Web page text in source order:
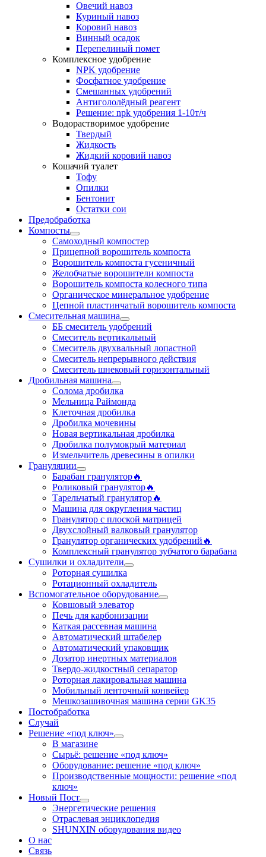
Овечий навоз
Куриный навоз
Коровий навоз
Винный осадок
Перепелиный помет
Комплексное удобрение
NPK удобрение
Фосфатное удобрение
Смешанных удобрений
Антигололёдный реагент
Решение: npk удобрения 1-10т/ч
Водорастворимое удобрение
Твердый
Жидкость
Жидкий коровий навоз
Кошачий туалет
Тофу
Опилки
Бентонит
Остатки сои
Предобработка
Компосты
Cамоходный компостер
Прицепной ворошитель компоста
Ворошитель компоста гусеничный
Желобчатые ворошители компоста
Ворошитель компоста колесного типа
Органическое минеральное удобрение
Цепной пластинчатый ворошитель компоста
Смесительная машина
ББ смеситель удобрений
Смеситель вертикальный
Смеситель двухвальный лопастной
Смеситель непрерывного действия
Смеситель шнековый горизонтальный
Дробильная машина
Солома дробилка
Мельница Раймонда
Клеточная дробилка
Дробилка мочевины
Новая вертикальная дробилка
Дробилка полумокрый материал
Измельчитель древесины в опилки
Грануляции
Барабан гранулятор🔥
Роликовый гранулятор🔥
Тарельчатый гранулятор🔥
Машина для округления частиц
Гранулятор с плоской матрицей
Двухслойный валковый гранулятор
Гранулятор органических удобрений🔥
Комплексный гранулятор зубчатого барабана
Сушилки и охладители
Роторная сушилка
Ротационный охладитель
Вспомогательное оборудование
Ковшовый элеватор
Печь для карбонизации
Каткая рассевная машина
Автоматический штабелер
Автоматический упаковщик
Дозатор инертных материалов
Твердо-жидкостный сепаратор
Роторная лакировальная машина
Мобильный ленточный конвейер
Мешкозашивочная машина серии GK35
Постобработка
Случай
Решение «под ключ»
В магазине
Сырьё: решение «под ключ»
Оборудование: решение «под ключ»
Производственные мощности: решение «под
ключ»
Новый Пост
Энергетические решения
Отраслевая энциклопедия
SHUNXIN оборудования видео
О нас
Связь